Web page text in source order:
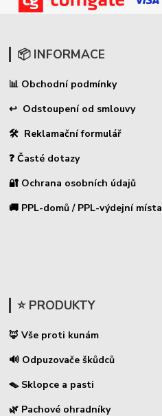
📦 INFORMACE
📊 Obchodní podmínky
↩ Odstoupení od smlouvy
🛠 Reklamační formulář
❓ Časté dotazy
🔐 Ochrana osobních údajů
🚚 PPL-domů / PPL-výdejní místa
⭐ PRODUKTY
🦊 Vše proti kunám
🔊 Odpuzovače škůdců
🪤 Sklopce a pasti
🌿 Pachové ohradníky